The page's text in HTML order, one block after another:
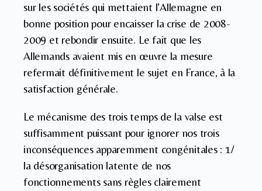
sur les sociétés qui mettaient l’Allemagne en
bonne position pour encaisser la crise de 2008-
2009 et rebondir ensuite. Le fait que les
Allemands avaient mis en œuvre la mesure
refermait définitivement le sujet en France, à la
satisfaction générale.
Le mécanisme des trois temps de la valse est
suffisamment puissant pour ignorer nos trois
inconséquences apparemment congénitales : 1/
la désorganisation latente de nos
fonctionnements sans règles clairement